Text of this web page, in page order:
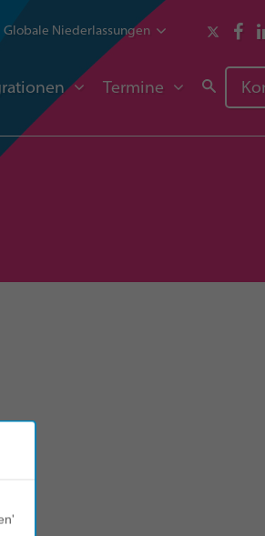
Globale Niederlassungen
Termine